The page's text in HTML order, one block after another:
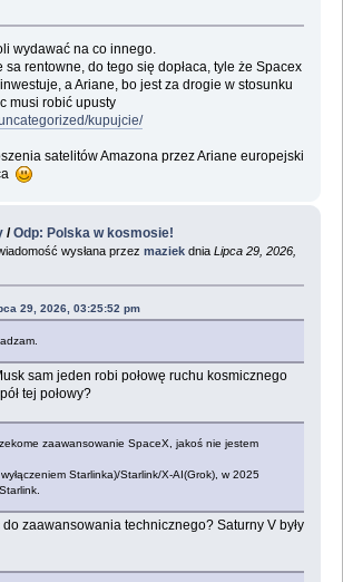
wydawać na co innego.
sa rentowne, do tego się dopłaca, tyle że Spacex
a Ariane, bo jest za drogie w stosunku
musi robić upusty
kupujcie/
satelitów Amazona przez Ariane europejski
/Odp: Polska w kosmosie!
wysłana przezmaziek dnia Lipca 29, 2026,
29, 2026, 03:25:52 pm
sam jeden robi połowę ruchu kosmicznego
tej połowy?
zaawansowanie SpaceX, jakoś nie jestem
Starlinka)/Starlink/X-AI(Grok), w 2025
zaawansowania technicznego? Saturny V były